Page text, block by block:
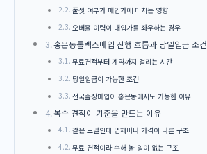
풀셋 여부가 매입가에 미치는 영향
오버홀 이력이 매입가를 좌우하는 경우
홍은동롤렉스매입 진행 흐름과 당일입금 조건
무료견적부터 계약까지 걸리는 시간
당일입금이 가능한 조건
전국출장매입이 홍은동에서도 가능한 이유
복수 견적이 기준을 만드는 이유
같은 모델인데 업체마다 가격이 다른 구조
무료 견적이라 손해 볼 일이 없는 구조